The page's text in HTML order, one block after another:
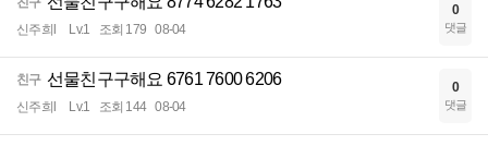
신주희l Lv.1 조회 179 08-04
0
댓글
친구 선물친구구해요 6761 7600 6206
신주희l Lv.1 조회 144 08-04
0
댓글